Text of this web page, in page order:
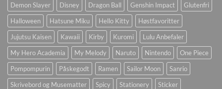
Demon Slayer
Disney Dragon Ball Genshin Impact
Glutenfri
Halloween
Hatsune Miku Hello Kitty
Høstfavoritter
Jujutsu Kaisen
Kawaii Kirby Kuromi
Lulu Anbefaler
My Hero Academia
My Melody Naruto Nintendo
One Piece
Pompompurin
Påskegodt Ramen Sailor Moon
Sanrio
Skrivebord og Musematter
Spicy Stationery
Sticker